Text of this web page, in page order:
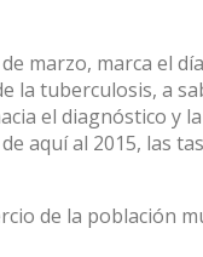
marzo, marca el
la tuberculosis, a
el diagnóstico y
aquí al 2015, las
de la población